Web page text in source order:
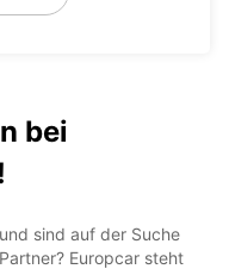
bei
sind auf der Suche
Europcar steht